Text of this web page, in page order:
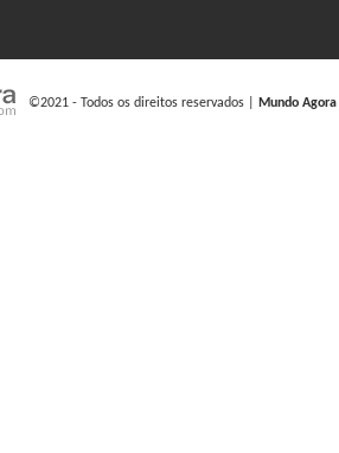
©2021 - Todos os direitos reservados | Mundo Agora